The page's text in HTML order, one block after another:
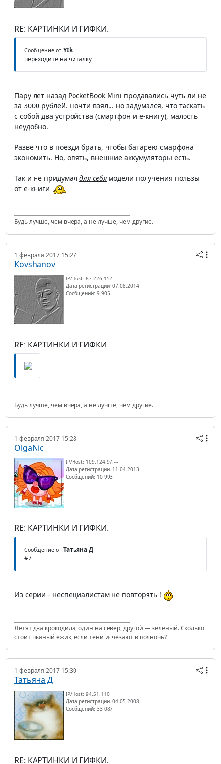
RE: КАРТИНКИ И ГИФКИ.
Сообщение от YIk
переходите на читалку
Пару лет назад PocketBook Mini продавались чуть ли не
за 3000 рублей. Почти взял... но задумался, что таскать
с собой два устройства (смартфон и е-книгу), малость
неудобно.
Разве что в поезди брать, чтобы батарею смарфона
экономить. Но, опять, внешние аккумуляторы есть.
Так и не придумал для себя модели получения пользы
от е-книги
Будь лучше, чем вчера, а не лучше, чем другие.
1 февраля 2017 15:27
Kovshanov
IP/Host: 87.226.152.---
Дата регистрации: 07.08.2014
Сообщений: 9 905
RE: КАРТИНКИ И ГИФКИ.
Будь лучше, чем вчера, а не лучше, чем другие.
1 февраля 2017 15:28
OlgaNic
IP/Host: 109.124.97.---
Дата регистрации: 11.04.2013
Сообщений: 10 993
RE: КАРТИНКИ И ГИФКИ.
Сообщение от Татьяна Д
#7
Из серии - неспециалистам не повторять !
Летят два крокодила, один на север, другой — зелёный. Сколько
стоит пьяный ёжик, если тени исчезают в полночь?
1 февраля 2017 15:30
Татьяна Д
IP/Host: 94.51.110.---
Дата регистрации: 04.05.2008
Сообщений: 33 087
RE: КАРТИНКИ И ГИФКИ.